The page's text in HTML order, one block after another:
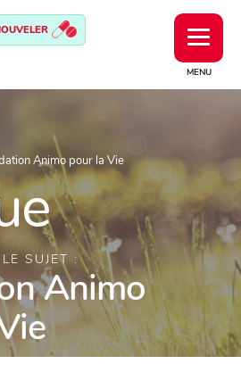
MENU
Animo pour la Vie
SUJET :
Animo